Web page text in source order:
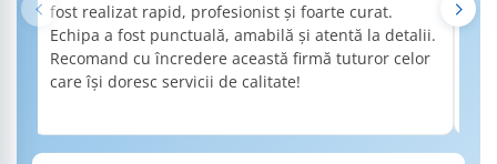
fost realizat rapid, profesionist și foarte curat.
Echipa a fost punctuală, amabilă și atentă la detalii.
Recomand cu încredere această firmă tuturor celor
care își doresc servicii de calitate!
a